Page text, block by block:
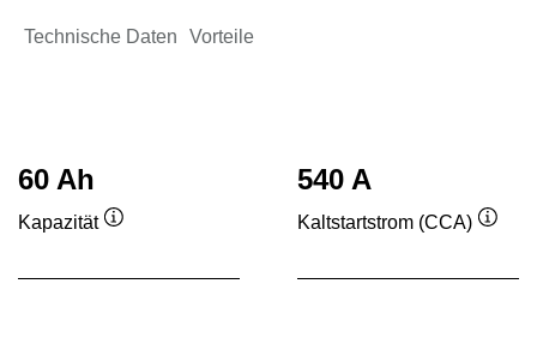
Technische Daten Vorteile
60 Ah
Kapazität
540 A
Kaltstartstrom (CCA)